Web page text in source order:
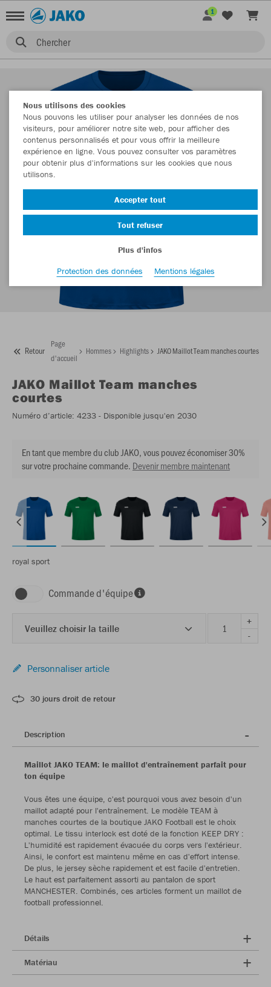
Chercher
1
Retour
Page
d'accueil
Hommes Highlights JAKO Maillot Team manches courtes
JAKO Maillot Team manches
courtes
Numéro d’article: 4233 - Disponible jusqu'en 2030
En tant que membre du club JAKO, vous pouvez économiser 30%
sur votre prochaine commande. Devenir membre maintenant
royal sport
Commande d'équipe
Veuillez choisir la taille
+
-
Personnaliser article
30 jours droit de retour
Description
Maillot JAKO TEAM: le maillot d'entraînement parfait pour
ton équipe
Vous êtes une équipe, c'est pourquoi vous avez besoin d'un
maillot adapté pour l'entraînement. Le modèle TEAM à
manches courtes de la boutique JAKO Football est le choix
optimal. Le tissu interlock est doté de la fonction KEEP DRY :
L'humidité est rapidement évacuée du corps vers l'extérieur.
Ainsi, le confort est maintenu même en cas d'effort intense.
De plus, le jersey sèche rapidement et est facile d'entretien.
Le haut est parfaitement assorti au pantalon de sport
MANCHESTER. Combinés, ces articles forment un maillot de
football professionnel.
Détails
Matériau
Nous utilisons des cookies
Nous pouvons les utiliser pour analyser les données de nos
visiteurs, pour améliorer notre site web, pour afficher des
contenus personnalisés et pour vous offrir la meilleure
expérience en ligne. Vous pouvez consulter vos paramètres
pour obtenir plus d'informations sur les cookies que nous
utilisons.
Accepter tout
Tout refuser
Plus d'infos
Protection des données
Mentions légales